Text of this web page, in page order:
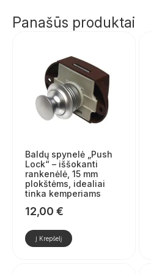
Panašūs produktai
Baldų spynelė „Push
Lock“ – iššokanti
rankenėlė, 15 mm
plokštėms, idealiai
tinka kemperiams
12,00 €
Į Krepšelį